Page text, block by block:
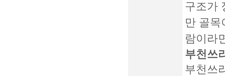
구조가
만 골목
람이라
부천쓰
부천쓰